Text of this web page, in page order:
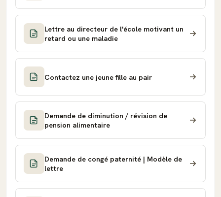
Lettre au directeur de l'école motivant un
retard ou une maladie
Contactez une jeune fille au pair
Demande de diminution / révision de
pension alimentaire
Demande de congé paternité | Modèle de
lettre